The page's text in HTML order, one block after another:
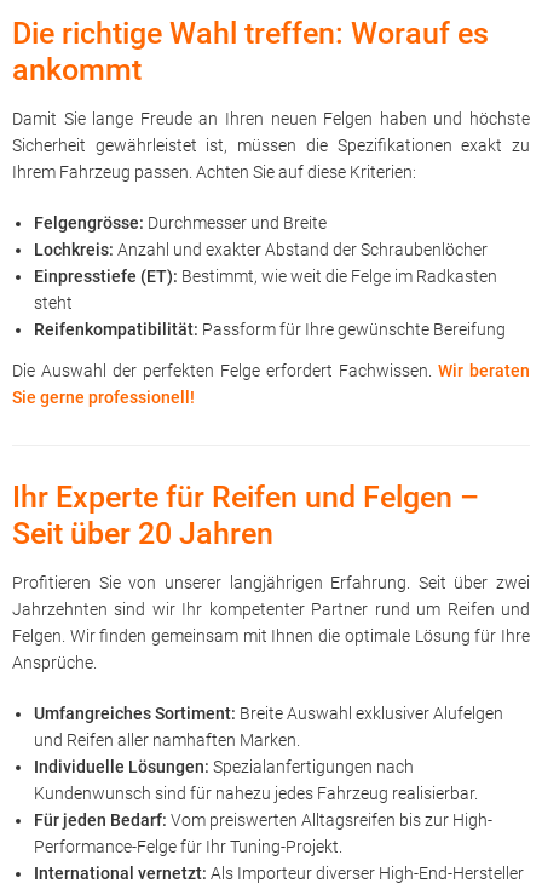
Die richtige Wahl treffen: Worauf es
ankommt
Damit Sie lange Freude an Ihren neuen Felgen haben und höchste
Sicherheit gewährleistet ist, müssen die Spezifikationen exakt zu
Ihrem Fahrzeug passen. Achten Sie auf diese Kriterien:
Felgengrösse: Durchmesser und Breite
Lochkreis: Anzahl und exakter Abstand der Schraubenlöcher
Einpresstiefe (ET): Bestimmt, wie weit die Felge im Radkasten
steht
Reifenkompatibilität: Passform für Ihre gewünschte Bereifung
Die Auswahl der perfekten Felge erfordert Fachwissen. Wir beraten
Sie gerne professionell!
Ihr Experte für Reifen und Felgen –
Seit über 20 Jahren
Profitieren Sie von unserer langjährigen Erfahrung. Seit über zwei
Jahrzehnten sind wir Ihr kompetenter Partner rund um Reifen und
Felgen. Wir finden gemeinsam mit Ihnen die optimale Lösung für Ihre
Ansprüche.
Umfangreiches Sortiment: Breite Auswahl exklusiver Alufelgen
und Reifen aller namhaften Marken.
Individuelle Lösungen: Spezialanfertigungen nach
Kundenwunsch sind für nahezu jedes Fahrzeug realisierbar.
Für jeden Bedarf: Vom preiswerten Alltagsreifen bis zur High-
Performance-Felge für Ihr Tuning-Projekt.
International vernetzt: Als Importeur diverser High-End-Hersteller